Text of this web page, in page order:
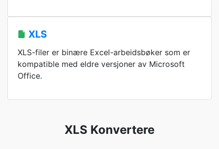
XLS
XLS-filer er binære Excel-arbeidsbøker som er
kompatible med eldre versjoner av Microsoft
Office.
XLS Konvertere